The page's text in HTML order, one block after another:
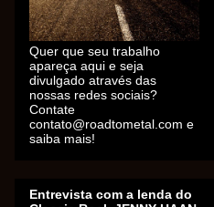
Quer que seu trabalho
apareça aqui e seja
divulgado através das
nossas redes sociais?
Contate
contato@roadtometal.com e
saiba mais!
Entrevista com a lenda do